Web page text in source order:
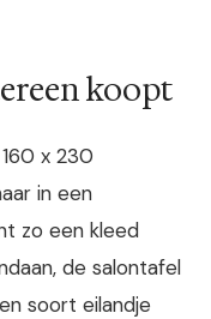
koopt
x 230
in een
zo een kleed
de salontafel
soort eilandje